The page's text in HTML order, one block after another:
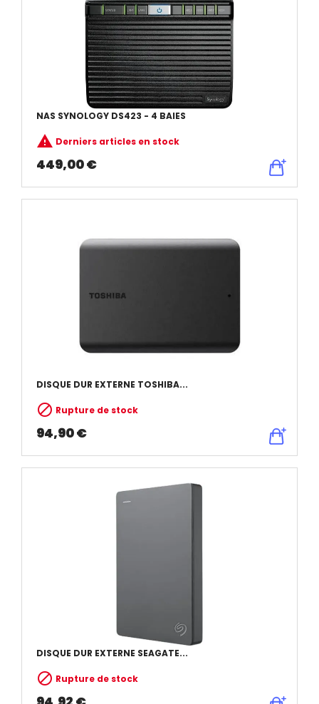
NAS SYNOLOGY DS423 - 4 BAIES
 Derniers articles en stock
449,00 €
DISQUE DUR EXTERNE TOSHIBA...
 Rupture de stock
94,90 €
DISQUE DUR EXTERNE SEAGATE...
 Rupture de stock